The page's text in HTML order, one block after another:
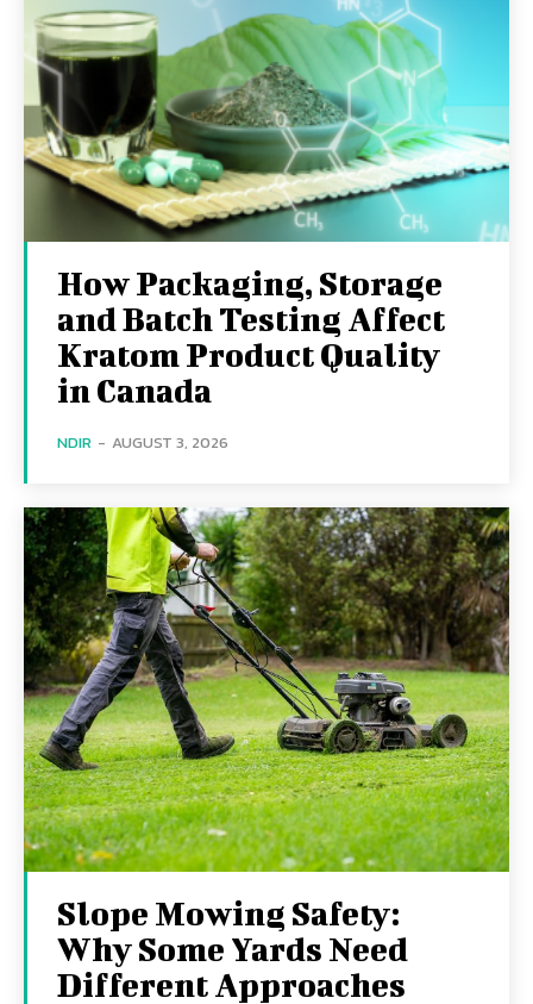
How Packaging, Storage
and Batch Testing Affect
Kratom Product Quality
in Canada
NDIR - AUGUST 3, 2026
Slope Mowing Safety:
Why Some Yards Need
Different Approaches